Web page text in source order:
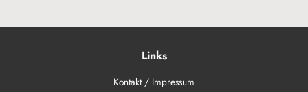
Links
Kontakt / Impressum